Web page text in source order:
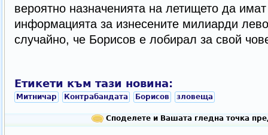
вероятно назначенията на летището да
информацията за изнесените милиарди
случайно, че Борисов е лобирал за свой
Етикети към тази новина:
Митничар Контрабандата Борисов зловеща
Споделете и Вашата гледна точка